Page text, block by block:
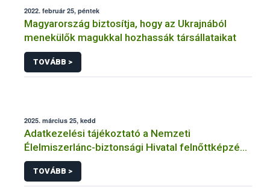
2022. február 25, péntek
Magyarország biztosítja, hogy az Ukrajnából
menekülők magukkal hozhassák társállataikat
TOVÁBB >
2025. március 25, kedd
Adatkezelési tájékoztató a Nemzeti
Élelmiszerlánc-biztonsági Hivatal felnőttképzési
tevékenységéhez kapcsolódó adatkezeléséhez
TOVÁBB >